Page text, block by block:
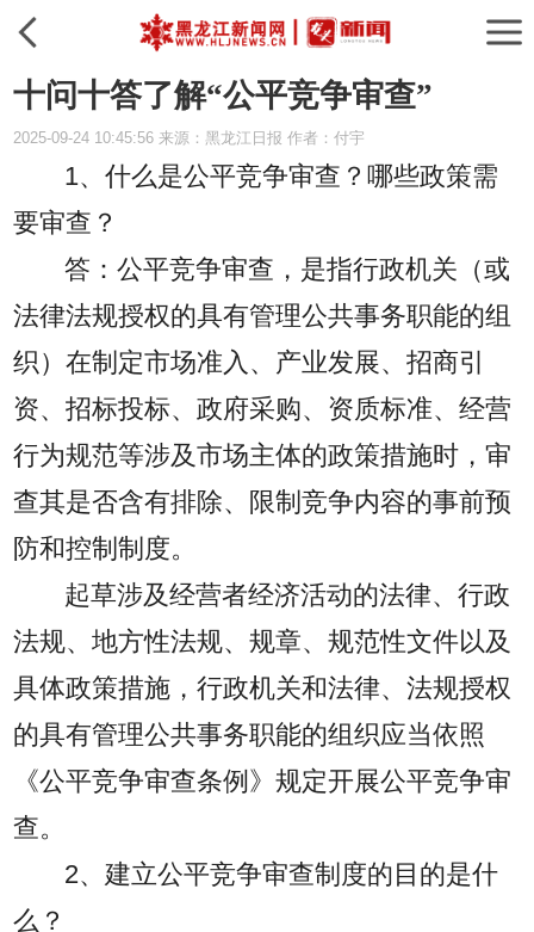
十问十答了解“公平竞争审查”
2025-09-24 10:45:56 来源：黑龙江日报 作者：付宇
1、什么是公平竞争审查？哪些政策需
要审查？
答：公平竞争审查，是指行政机关（或
法律法规授权的具有管理公共事务职能的组
织）在制定市场准入、产业发展、招商引
资、招标投标、政府采购、资质标准、经营
行为规范等涉及市场主体的政策措施时，审
查其是否含有排除、限制竞争内容的事前预
防和控制制度。
起草涉及经营者经济活动的法律、行政
法规、地方性法规、规章、规范性文件以及
具体政策措施，行政机关和法律、法规授权
的具有管理公共事务职能的组织应当依照
《公平竞争审查条例》规定开展公平竞争审
查。
2、建立公平竞争审查制度的目的是什
么？